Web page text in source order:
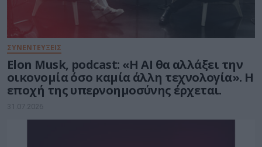
ΣΥΝΕΝΤΕΥΞΕΙΣ
Elon Musk, podcast: «Η AI θα αλλάξει την
οικονομία όσο καμία άλλη τεχνολογία». Η
εποχή της υπερνοημοσύνης έρχεται.
31.07.2026